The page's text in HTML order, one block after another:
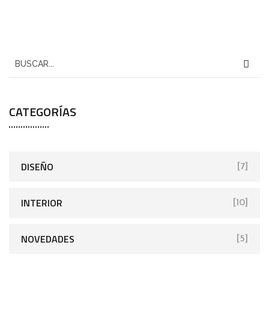
CATEGORÍAS
DISEÑO [7]
INTERIOR [10]
NOVEDADES [5]